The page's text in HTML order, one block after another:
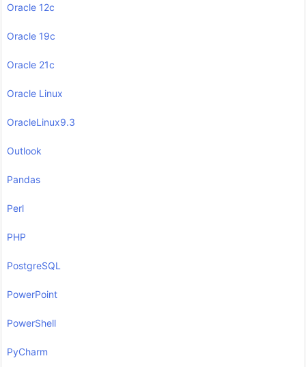
Oracle 12c
Oracle 19c
Oracle 21c
Oracle Linux
OracleLinux9.3
Outlook
Pandas
Perl
PHP
PostgreSQL
PowerPoint
PowerShell
PyCharm